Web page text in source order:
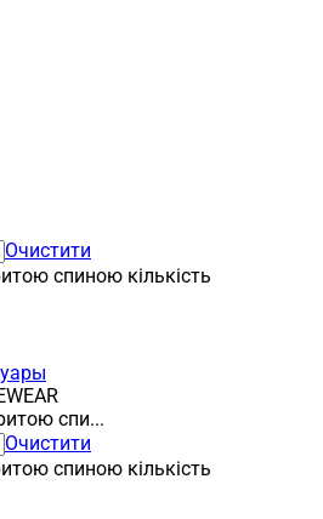
Очистити
спиною кількість
спи...
Очистити
спиною кількість